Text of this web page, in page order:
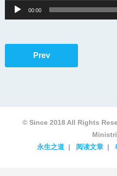
Audio
Player
00:00
Prev
© Since 2018 All Rights
永生之道
阅读文章